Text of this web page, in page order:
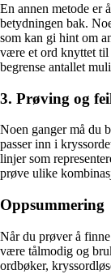
En annen metode er
betydningen bak.
som kan gi hint om
være et ord knyttet til
begrense antallet
3. Prøving og
Noen ganger må du
passer inn i
linjer som
prøve ulike
Oppsummering
Når du prøver å
være tålmodig og
ordbøker,